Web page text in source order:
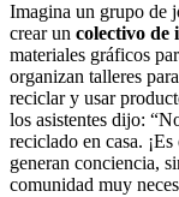
Imagina un grupo de
crear un colectivo de
materiales gráficos
organizan talleres
reciclar y usar
los asistentes dijo:
reciclado en casa.
generan conciencia,
comunidad muy